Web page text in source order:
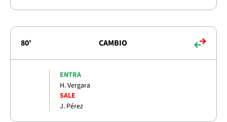
80' CAMBIO
ENTRA
H. Vergara
SALE
J. Pérez